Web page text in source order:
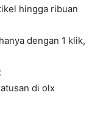
hingga ribuan
dengan 1 klik,
di olx